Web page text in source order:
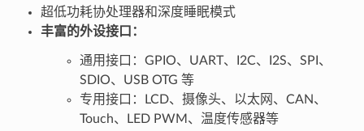
超低功耗协处理器和深度睡眠模式
丰富的外设接口：
通用接口：GPIO、UART、I2C、I2S、SPI、
SDIO、USB OTG 等
专用接口：LCD、摄像头、以太网、CAN、
Touch、LED PWM、温度传感器等